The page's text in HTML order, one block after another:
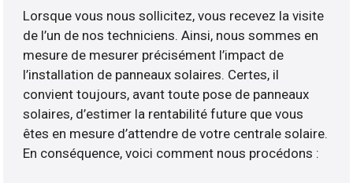
Lorsque vous nous sollicitez, vous recevez la visite
de l’un de nos techniciens. Ainsi, nous sommes en
mesure de mesurer précisément l’impact de
l’installation de panneaux solaires. Certes, il
convient toujours, avant toute pose de panneaux
solaires, d’estimer la rentabilité future que vous
êtes en mesure d’attendre de votre centrale solaire.
En conséquence, voici comment nous procédons :